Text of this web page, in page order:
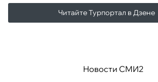
Читайте Турпортал в Дзене
Новости СМИ2